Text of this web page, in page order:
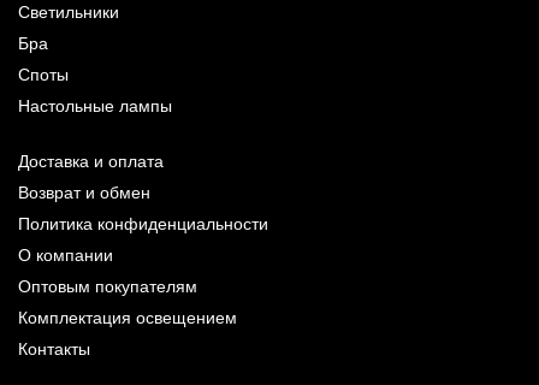
Светильники
Бра
Споты
Настольные лампы
Доставка и оплата
Возврат и обмен
Политика конфиденциальности
О компании
Оптовым покупателям
Комплектация освещением
Контакты